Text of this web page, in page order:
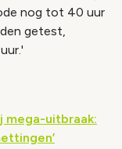
nog tot 40 uur
getest,
mega-uitbraak: